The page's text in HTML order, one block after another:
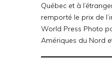
Québec et à
remporté le prix de
World Press Photo
Amériques du Nord